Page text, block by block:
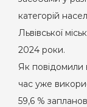
категорій
Львівської
2024 роки.
Як повідомили
час уже
59,6 %